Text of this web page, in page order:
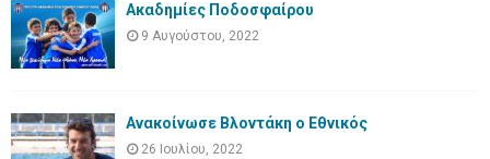
Ακαδημίες Ποδοσφαίρου
9 Αυγούστου, 2022
Ανακοίνωσε Βλοντάκη ο Εθνικός
26 Ιουλίου, 2022